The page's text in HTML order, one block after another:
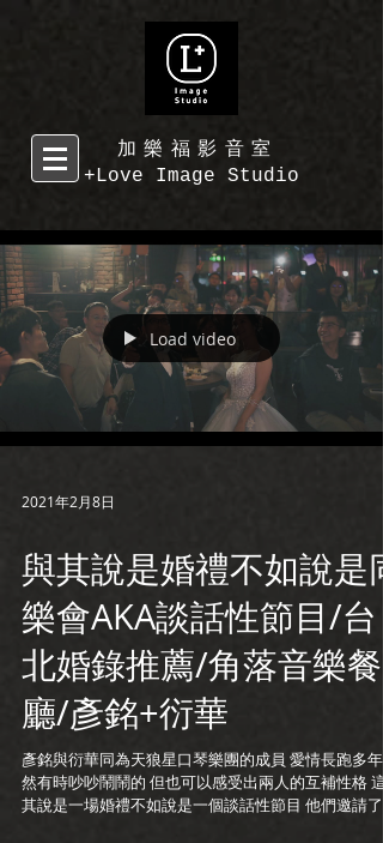
加樂福影音室
+Love Image Studio
Load video
2021年2月8日
與其說是婚禮不如說是同
樂會AKA談話性節目/台
北婚錄推薦/角落音樂餐
廳/彥銘+衍華
彥銘與衍華同為天狼星口琴樂團的成員 愛情長跑多年
然有時吵吵鬧鬧的 但也可以感受出兩人的互補性格 這
其說是一場婚禮不如說是一個談話性節目 他們邀請了